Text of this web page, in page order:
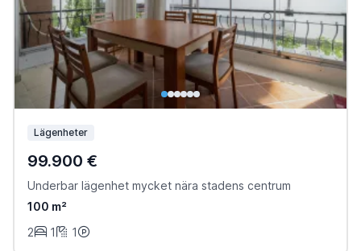
Lägenheter
99.900 €
Underbar lägenhet mycket nära stadens centrum
100 m²
2
1 1